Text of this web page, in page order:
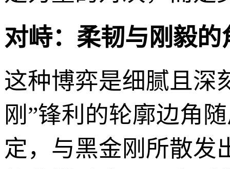
对峙：柔韧与刚毅的
这种博弈是细腻且深
刚”锋利的轮廓边角
定，与黑金刚所散发